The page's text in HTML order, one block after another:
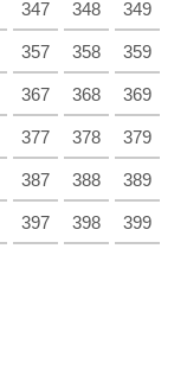
347 348 349
357 358 359
367 368 369
377 378 379
387 388 389
397 398 399